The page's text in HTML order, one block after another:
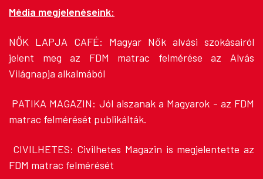
Média megjelenéseink:
NŐK LAPJA CAFÉ: Magyar Nők alvási szokásairól
jelent meg az FDM matrac felmérése az Alvás
Világnapja alkalmából
PATIKA MAGAZIN: Jól alszanak a Magyarok - az FDM
matrac felmérését publikálták.
CIVILHETES: Civilhetes Magazin is megjelentette az
FDM matrac felmérését